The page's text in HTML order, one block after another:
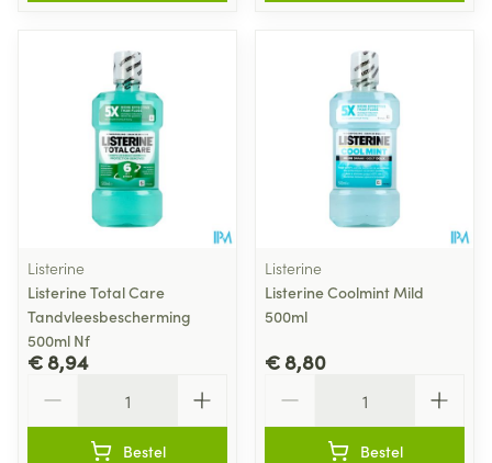
Listerine
Listerine Total Care
Tandvleesbescherming
500ml Nf
€ 8,94
Bestel
Listerine
Listerine Coolmint Mild
500ml
€ 8,80
Bestel